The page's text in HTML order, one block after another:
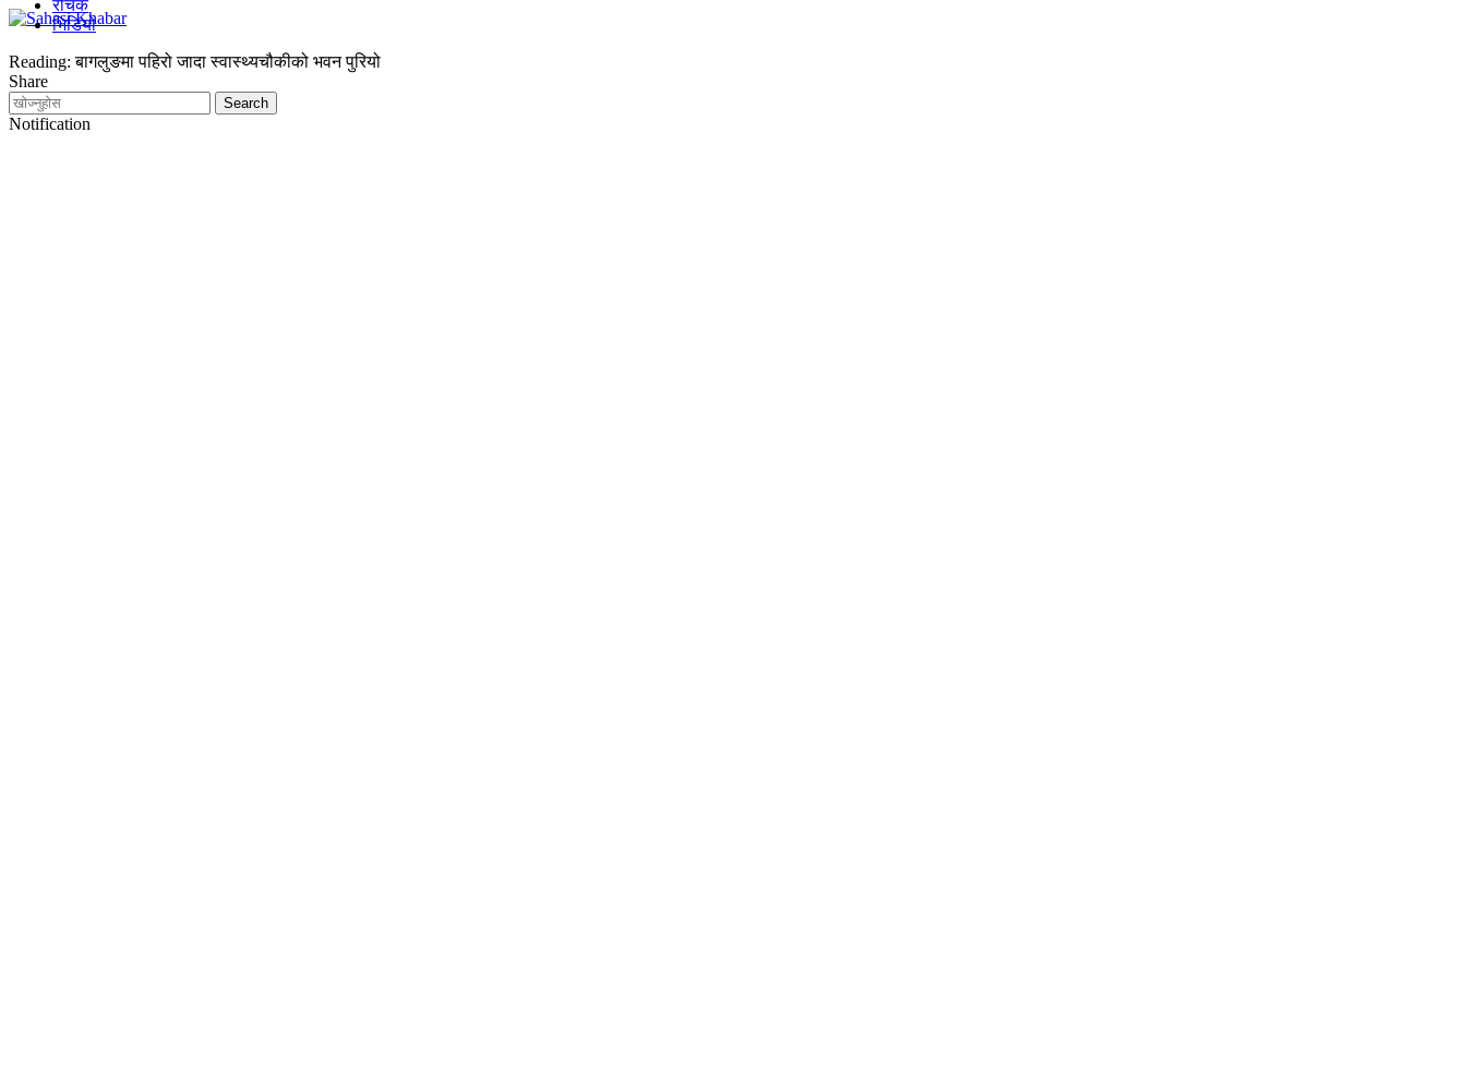
रोचक
भिडियो
Reading: बागलुङमा पहिरो जादा स्वास्थ्यचौकीको भवन पुरियो
Share
Notification